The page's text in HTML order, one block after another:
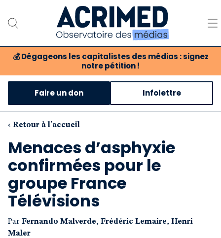
💰 Dégageons les capitalistes des médias : signez
notre pétition !
Notre association
Notre critique des médias
Nos propositions
Notre revue
Boutique
Faire un don Infolettre
‹ Retour à l'accueil
Menaces d’asphyxie
confirmées pour le
groupe France
Télévisions
Par Fernando Malverde, Frédéric Lemaire, Henri
Maler